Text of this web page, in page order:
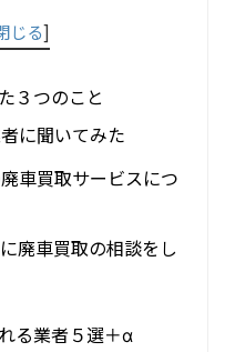
じる]
３つのこと
に聞いてみた
車買取サービスにつ
廃車買取の相談をし
る業者５選＋α